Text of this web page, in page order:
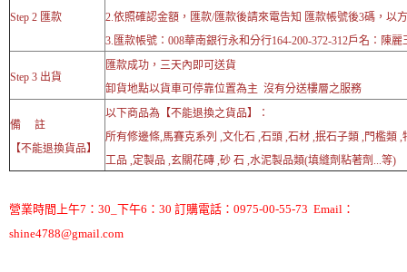
Step 2 匯款
2.依照確認金額，匯款/匯款後請來電告知 匯款帳號後3碼，以
3.匯款帳號：008華南銀行永和分行164-200-372-312戶名：陳麗
Step 3 出貨
匯款成功，三天內即可送貨
卸貨地點以貨車可停靠位置為主 沒有分送樓層之服務
備 註
【不能退換貨品】
以下商品為【不能退換之貨品】：
所有修邊條,馬賽克系列 ,文化石 ,石頭 ,石材 ,抿石子類 ,門檻類 ,
工品 ,定製品 ,玄關花磚 ,砂 石 ,水泥製品類(填縫劑粘著劑...等)
營業時間上午7：30_下午6：30 訂購電話：0975-00-55-73 Email：
shine4788@gmail.com